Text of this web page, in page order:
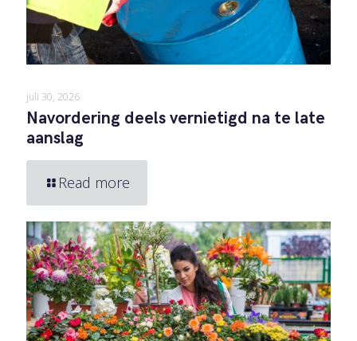
juli 30, 2026
Navordering deels vernietigd na te late
aanslag
Read more